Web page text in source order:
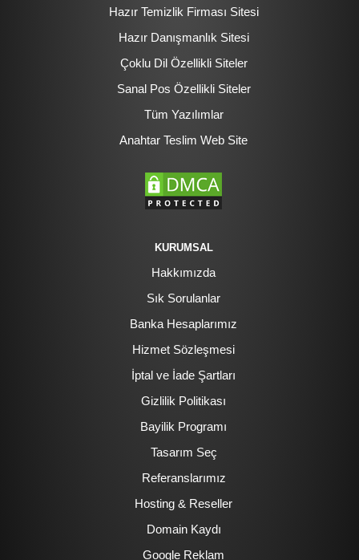
Hazır Temizlik Firması Sitesi
Hazır Danışmanlık Sitesi
Çoklu Dil Özellikli Siteler
Sanal Pos Özellikli Siteler
Tüm Yazılımlar
Anahtar Teslim Web Site
KURUMSAL
Hakkımızda
Sık Sorulanlar
Banka Hesaplarımız
Hizmet Sözleşmesi
İptal ve İade Şartları
Gizlilik Politikası
Bayilik Programı
Tasarım Seç
Referanslarımız
Hosting & Reseller
Domain Kaydı
Google Reklam